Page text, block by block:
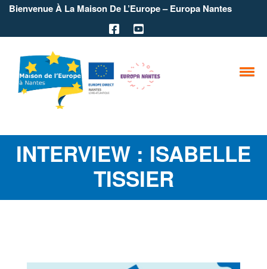
Bienvenue À La Maison De L’Europe – Europa Nantes
INTERVIEW : ISABELLE
TISSIER